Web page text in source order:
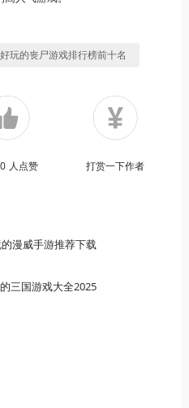
好玩的丧尸游戏排行榜前十名
0 人点赞 打赏一下作者
漫威手游推荐下载
三国游戏大全2025